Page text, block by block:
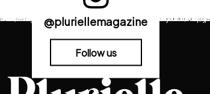
@pluriellemagazine
Follow us